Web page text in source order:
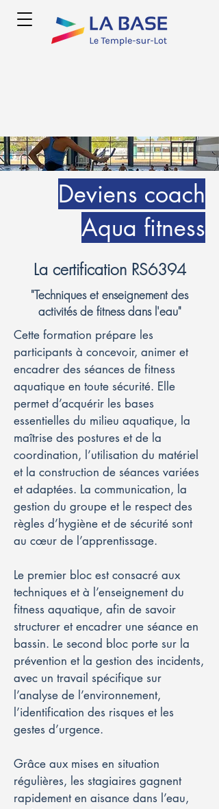
Deviens coach
Aqua fitness
La certification RS6394
"Techniques et enseignement des
activités de fitness dans l'eau"
Cette formation prépare les
participants à concevoir, animer et
encadrer des séances de fitness
aquatique en toute sécurité. Elle
permet d’acquérir les bases
essentielles du milieu aquatique, la
maîtrise des postures et de la
coordination, l’utilisation du matériel
et la construction de séances variées
et adaptées. La communication, la
gestion du groupe et le respect des
règles d’hygiène et de sécurité sont
au cœur de l’apprentissage.
Le premier bloc est consacré aux
techniques et à l’enseignement du
fitness aquatique, afin de savoir
structurer et encadrer une séance en
bassin. Le second bloc porte sur la
prévention et la gestion des incidents,
avec un travail spécifique sur
l’analyse de l’environnement,
l’identification des risques et les
gestes d’urgence.
Grâce aux mises en situation
régulières, les stagiaires gagnent
rapidement en aisance dans l’eau,